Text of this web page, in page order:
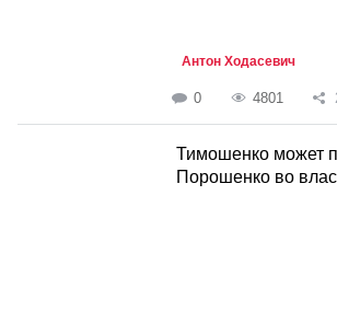
Антон Ходасевич
0 4801
Тимошенко может
Порошенко во